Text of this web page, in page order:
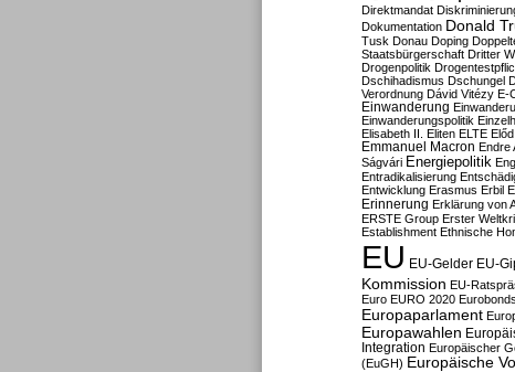
Direktmandat
Dokumentation Donald
Tusk Donau Doping
Staatsbürgerschaft Dritter
Drogenpolitik
Dschihadismus Dschungel
Verordnung Dávid Vitézy E-
Einwanderung
Einwanderungspolitik
Elisabeth II. Eliten ELTE
Emmanuel Macron Endre
Ságvári Energiepolitik
Entradikalisierung
Entwicklung Erasmus Erbil
Erinnerung Erklärung von
ERSTE Group Erster
Establishment Ethnische
EU EU-Gelder EU-
Kommission EU-
Euro EURO 2020 Eurobonds
Europaparlament
Europawahlen
Integration Europäischer
(EuGH) Europäische